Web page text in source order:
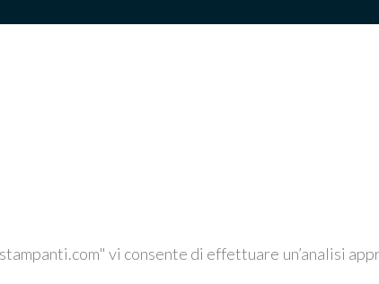
vi consente di effettuare un’analisi